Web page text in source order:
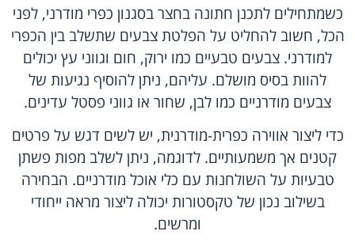
כשמתחילים לתכנן חתונה בחצר בסגנון כפרי מודרני, לפני
הכל, חשוב להחליט על הפלטת צבעים שתשלב בין הכפרי
למודרני. צבעים טבעיים כמו ירוק, חום וגווני עץ יכולים
להוות בסיס מושלם. עליהם, ניתן להוסיף נגיעות של
צבעים מודרניים כמו לבן, שחור או גווני פסטל עדינים.
כדי ליצור אווירה כפרית-מודרנית, יש לשים דגש על פרטים
קטנים אך משמעותיים. לדוגמה, ניתן לשלב מפות פשתן
טבעיות על השולחנות עם כלי אוכל מודרניים. הבחירה
בשילוב נכון של טקסטורות יכולה ליצור מראה ייחודי
ומרשים.